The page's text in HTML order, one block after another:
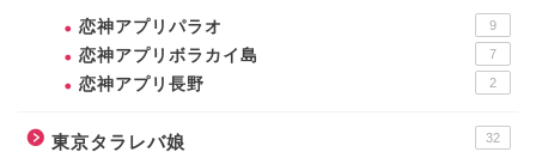
恋神アプリパラオ 9
恋神アプリボラカイ島 7
恋神アプリ長野 2
東京タラレバ娘 32